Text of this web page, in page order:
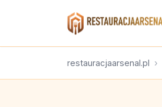
restauracjaarsenal.pl